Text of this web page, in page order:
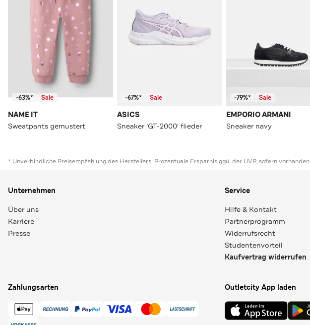
-63%* Sale
NAME IT
Sweatpants gemustert
-67%* Sale
ASICS
Sneaker 'GT-2000' flieder
-79%* Sale
EMPORIO ARMANI
Sneaker navy
* Unverbindliche Preisempfehlung des Herstellers. Prozentuale Ersparnis ggü. der UVP, sofern vorhanden
Unternehmen
Über uns
Karriere
Presse
Service
Hilfe & Kontakt
Partnerprogramm
Widerrufsrecht
Studentenvorteil
Kaufvertrag widerrufen
Zahlungsarten Outletcity App laden